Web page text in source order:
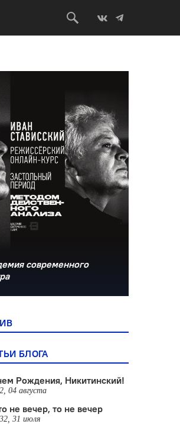
современного
БЛОГА
Рождения, Никитинский!
04 августа
не вечер, то не вечер
31 июля